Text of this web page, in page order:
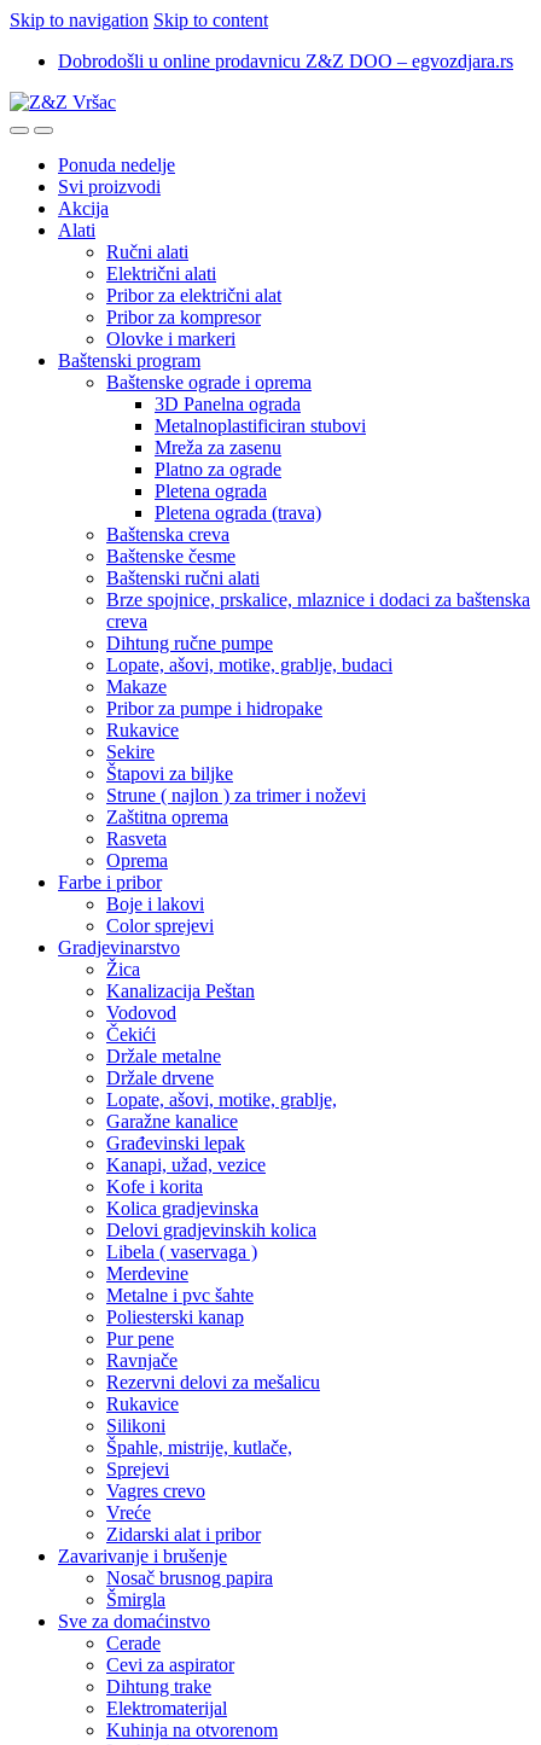
Skip to navigation Skip to content
Dobrodošli u online prodavnicu Z&Z DOO – egvozdjara.rs
Ponuda nedelje
Svi proizvodi
Akcija
Alati
Ručni alati
Električni alati
Pribor za električni alat
Pribor za kompresor
Olovke i markeri
Baštenski program
Baštenske ograde i oprema
3D Panelna ograda
Metalnoplastificiran stubovi
Mreža za zasenu
Platno za ograde
Pletena ograda
Pletena ograda (trava)
Baštenska creva
Baštenske česme
Baštenski ručni alati
Brze spojnice, prskalice, mlaznice i dodaci za baštenska
creva
Dihtung ručne pumpe
Lopate, ašovi, motike, grablje, budaci
Makaze
Pribor za pumpe i hidropake
Rukavice
Sekire
Štapovi za biljke
Strune ( najlon ) za trimer i noževi
Zaštitna oprema
Rasveta
Oprema
Farbe i pribor
Boje i lakovi
Color sprejevi
Gradjevinarstvo
Žica
Kanalizacija Peštan
Vodovod
Čekići
Držale metalne
Držale drvene
Lopate, ašovi, motike, grablje,
Garažne kanalice
Građevinski lepak
Kanapi, užad, vezice
Kofe i korita
Kolica gradjevinska
Delovi gradjevinskih kolica
Libela ( vaservaga )
Merdevine
Metalne i pvc šahte
Poliesterski kanap
Pur pene
Ravnjače
Rezervni delovi za mešalicu
Rukavice
Silikoni
Špahle, mistrije, kutlače,
Sprejevi
Vagres crevo
Vreće
Zidarski alat i pribor
Zavarivanje i brušenje
Nosač brusnog papira
Šmirgla
Sve za domaćinstvo
Cerade
Cevi za aspirator
Dihtung trake
Elektromaterijal
Kuhinja na otvorenom